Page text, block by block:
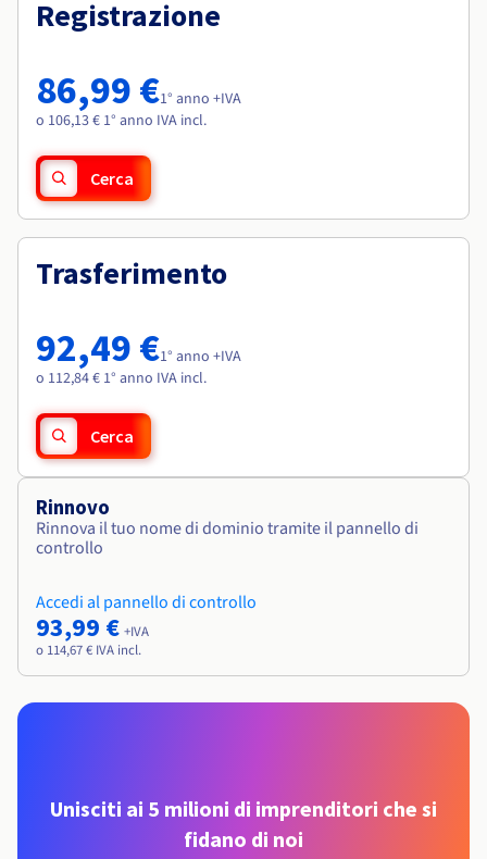
Tariffe
Roadmap & Changelog
Osservabilità
Roadmap & Changelog
Roadmap & Changelog
Roadmap & Changelog
Roadmap & Changelog
Registrazione
86,99 €1° anno +IVA
o 106,13 € 1° anno IVA incl.
Cerca
Trasferimento
92,49 €1° anno +IVA
o 112,84 € 1° anno IVA incl.
Cerca
Rinnovo
Rinnova il tuo nome di dominio tramite il pannello di
controllo
Accedi al pannello di controllo
93,99 € +IVA
o 114,67 € IVA incl.
Unisciti ai 5 milioni di imprenditori che si
fidano di noi